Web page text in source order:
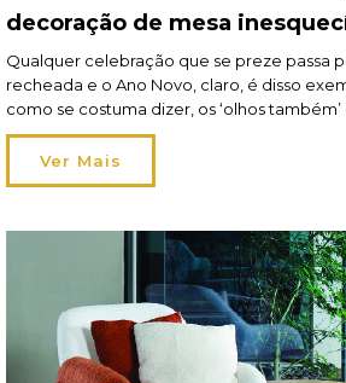
decoração de mesa
Qualquer celebração que se preze passa
recheada e o Ano Novo, claro, é disso
como se costuma dizer, os ‘olhos
só o aspeto da refeição conta como
mesma é apresentada. A decoração de
Ver Mais